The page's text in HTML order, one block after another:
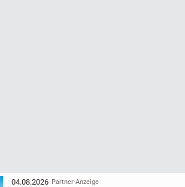
04.08.2026 Partner-Anzeige